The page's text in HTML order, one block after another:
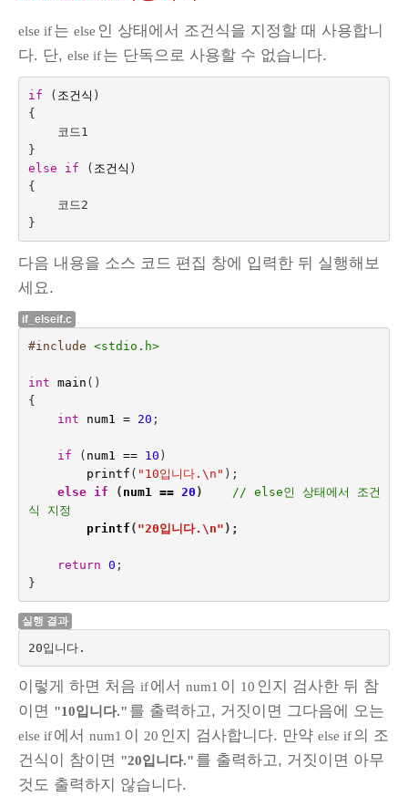
else if는 else 인 상태에서 조건식을 지정할 때 사용합니
다. 단, else if는 단독으로 사용할 수 없습니다.
if ( 조건식 )
{
코드 1
}
else
if ( 조건식 )
{
코드 2
}
다음 내용을 소스 코드 편집 창에 입력한 뒤 실행해보
세요.
if_elseif.c
#include <stdio.h>
int main ()
{
int
num1 = 20 ;
if ( num1 == 10 )
printf ( "10입니다. \n " );
else if
( num1 == 20 )
// else인 상태에서 조건
식 지정
printf ( "20입니다. \n" );
return 0 ;
}
실행 결과
20입니다.
이렇게 하면 처음 if에서 num1 이 10 인지 검사한 뒤 참
이면 "10입니다." 를 출력하고, 거짓이면 그다음에 오는
else if에서 num1 이 20 인지 검사합니다. 만약 else if의 조
건식이 참이면 "20입니다." 를 출력하고, 거짓이면 아무
것도 출력하지 않습니다.